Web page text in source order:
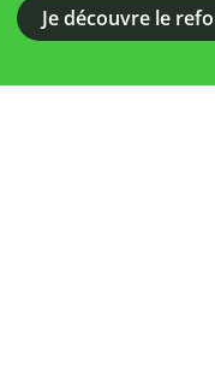
Je découvre le